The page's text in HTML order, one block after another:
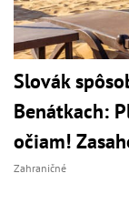
Slovák
Benátkach:
očiam!
Zahraničné